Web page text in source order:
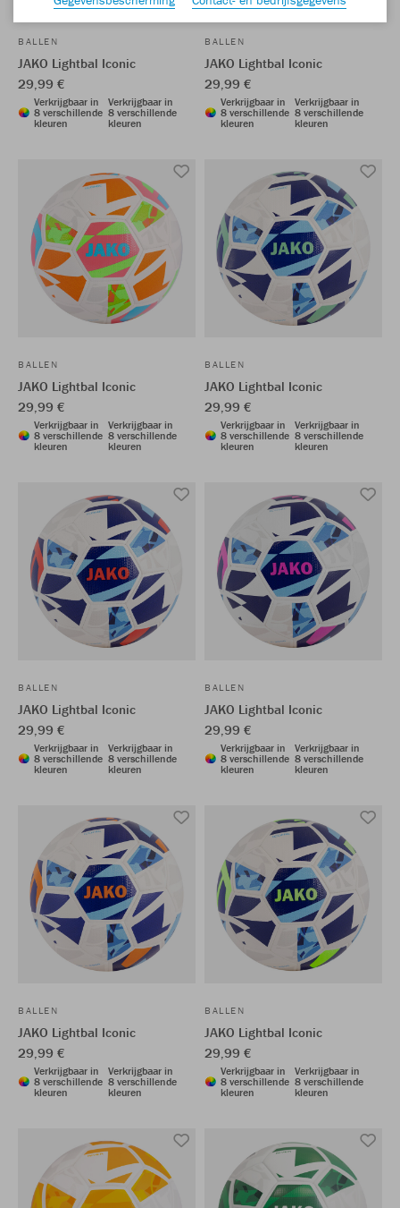
BALLEN
JAKO Lightbal Iconic
29,99 €
Verkrijgbaar in
8 verschillende
kleuren
Verkrijgbaar in
8 verschillende
kleuren
BALLEN
JAKO Lightbal Iconic
29,99 €
Verkrijgbaar in
8 verschillende
kleuren
Verkrijgbaar in
8 verschillende
kleuren
BALLEN
JAKO Lightbal Iconic
29,99 €
Verkrijgbaar in
8 verschillende
kleuren
Verkrijgbaar in
8 verschillende
kleuren
BALLEN
JAKO Lightbal Iconic
29,99 €
Verkrijgbaar in
8 verschillende
kleuren
Verkrijgbaar in
8 verschillende
kleuren
BALLEN
JAKO Lightbal Iconic
29,99 €
Verkrijgbaar in
8 verschillende
kleuren
Verkrijgbaar in
8 verschillende
kleuren
BALLEN
JAKO Lightbal Iconic
29,99 €
Verkrijgbaar in
8 verschillende
kleuren
Verkrijgbaar in
8 verschillende
kleuren
BALLEN
JAKO Lightbal Iconic
29,99 €
Verkrijgbaar in
8 verschillende
kleuren
Verkrijgbaar in
8 verschillende
kleuren
BALLEN
JAKO Lightbal Iconic
29,99 €
Verkrijgbaar in
8 verschillende
kleuren
Verkrijgbaar in
8 verschillende
kleuren